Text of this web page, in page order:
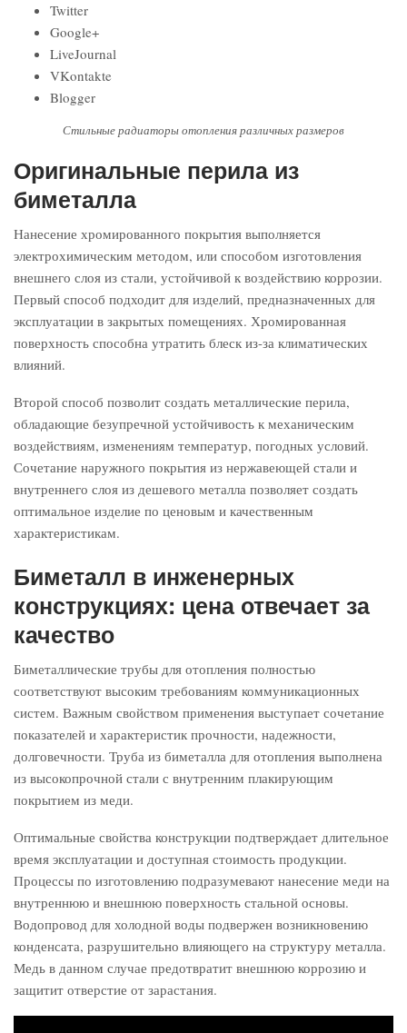
Twitter
Google+
LiveJournal
VKontakte
Blogger
Стильные радиаторы отопления различных размеров
Оригинальные перила из
биметалла
Нанесение хромированного покрытия выполняется
электрохимическим методом, или способом изготовления
внешнего слоя из стали, устойчивой к воздействию коррозии.
Первый способ подходит для изделий, предназначенных для
эксплуатации в закрытых помещениях. Хромированная
поверхность способна утратить блеск из-за климатических
влияний.
Второй способ позволит создать металлические перила,
обладающие безупречной устойчивость к механическим
воздействиям, изменениям температур, погодных условий.
Сочетание наружного покрытия из нержавеющей стали и
внутреннего слоя из дешевого металла позволяет создать
оптимальное изделие по ценовым и качественным
характеристикам.
Биметалл в инженерных
конструкциях: цена отвечает за
качество
Биметаллические трубы для отопления полностью
соответствуют высоким требованиям коммуникационных
систем. Важным свойством применения выступает сочетание
показателей и характеристик прочности, надежности,
долговечности. Труба из биметалла для отопления выполнена
из высокопрочной стали с внутренним плакирующим
покрытием из меди.
Оптимальные свойства конструкции подтверждает длительное
время эксплуатации и доступная стоимость продукции.
Процессы по изготовлению подразумевают нанесение меди на
внутреннюю и внешнюю поверхность стальной основы.
Водопровод для холодной воды подвержен возникновению
конденсата, разрушительно влияющего на структуру металла.
Медь в данном случае предотвратит внешнюю коррозию и
защитит отверстие от зарастания.